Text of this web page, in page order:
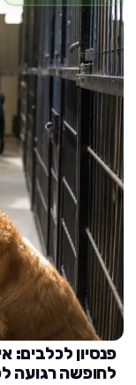
פנסיון לכלבים:
לחופשה רגועה